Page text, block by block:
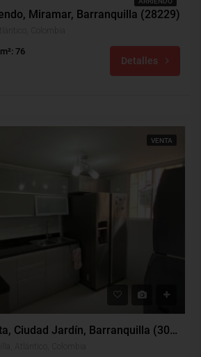
Miramar, Barranquilla (28229)
m²: 76
Detalles
VENTA
Apartamento Venta, Ciudad Jardín, Barranquilla (30026)